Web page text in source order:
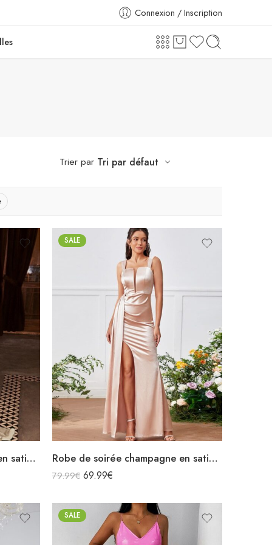
Connexion / Inscription
Trier par Tri par défaut
Robe de soirée champagne en satin fluide col bénitier bretelles longue fendue
SALE
Robe de soirée champagne en satin longue fendue à bretelles
79.99€ 69.99€
SALE